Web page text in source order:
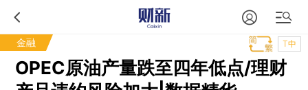
金融 T中
OPEC原油产量跌至四年低点/理财